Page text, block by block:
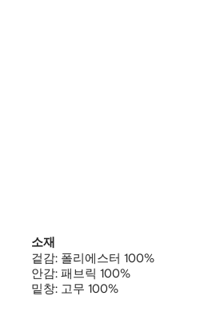
소재
겉감: 폴리에스터 100%
안감: 패브릭 100%
밑창: 고무 100%